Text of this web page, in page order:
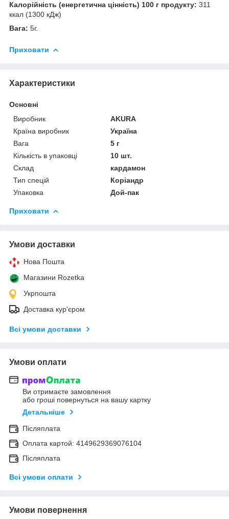
Калорійність (енергетична цінність) 100 г продукту: 311
ккал (1300 кДж)
Вага: 5г.
Приховати
Характеристики
Основні
Виробник
AKURA
Країна виробник
Україна
Вага
5 г
Кількість в упаковці
10 шт.
Склад
кардамон
Тип спецій
Коріандр
Упаковка
Дой-пак
Приховати
Умови доставки
Нова Пошта
Магазини Rozetka
Укрпошта
Доставка кур'єром
Всі умови доставки
Умови оплати
Ви отримаєте замовлення
або гроші повернуться на вашу картку
Детальніше
Післяплата
Оплата картой: 4149629369076104
Післяплата
Всі умови оплати
Умови повернення